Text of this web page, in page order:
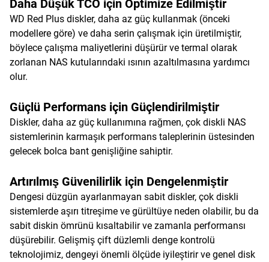
Daha Düşük TCO için Optimize Edilmiştir
WD Red Plus diskler, daha az güç kullanmak (önceki
modellere göre) ve daha serin çalışmak için üretilmiştir,
böylece çalışma maliyetlerini düşürür ve termal olarak
zorlanan NAS kutularındaki ısının azaltılmasına yardımcı
olur.
Güçlü Performans için Güçlendirilmiştir
Diskler, daha az güç kullanımına rağmen, çok diskli NAS
sistemlerinin karmaşık performans taleplerinin üstesinden
gelecek bolca bant genişliğine sahiptir.
Artırılmış Güvenilirlik için Dengelenmiştir
Dengesi düzgün ayarlanmayan sabit diskler, çok diskli
sistemlerde aşırı titreşime ve gürültüye neden olabilir, bu da
sabit diskin ömrünü kısaltabilir ve zamanla performansı
düşürebilir. Gelişmiş çift düzlemli denge kontrolü
teknolojimiz, dengeyi önemli ölçüde iyileştirir ve genel disk